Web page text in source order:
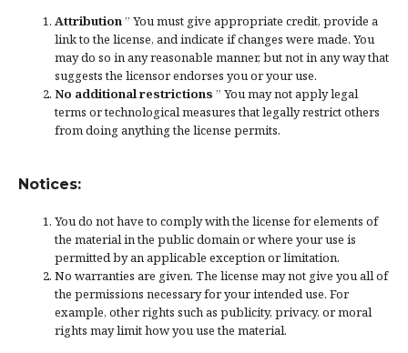
Attribution” You must give appropriate credit, provide a
link to the license, andindicate if changes were made. You
may do so in any reasonable manner, but not in any way that
suggests the licensor endorses you or your use.
No additional restrictions ” You may not apply legal
terms ortechnological measuresthat legally restrict others
from doing anything the license permits.
Notices:
You do not have to comply with the license for elements of
the material in the public domain or where your use is
permitted by an applicable exception or limitation.
No warranties are given. The license may not give you all of
the permissions necessary for your intended use. For
example, other rights such as publicity, privacy, or moral
rights may limit how you use the material.